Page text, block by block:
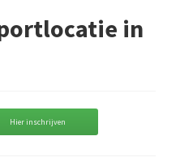
in
Hier inschrijven